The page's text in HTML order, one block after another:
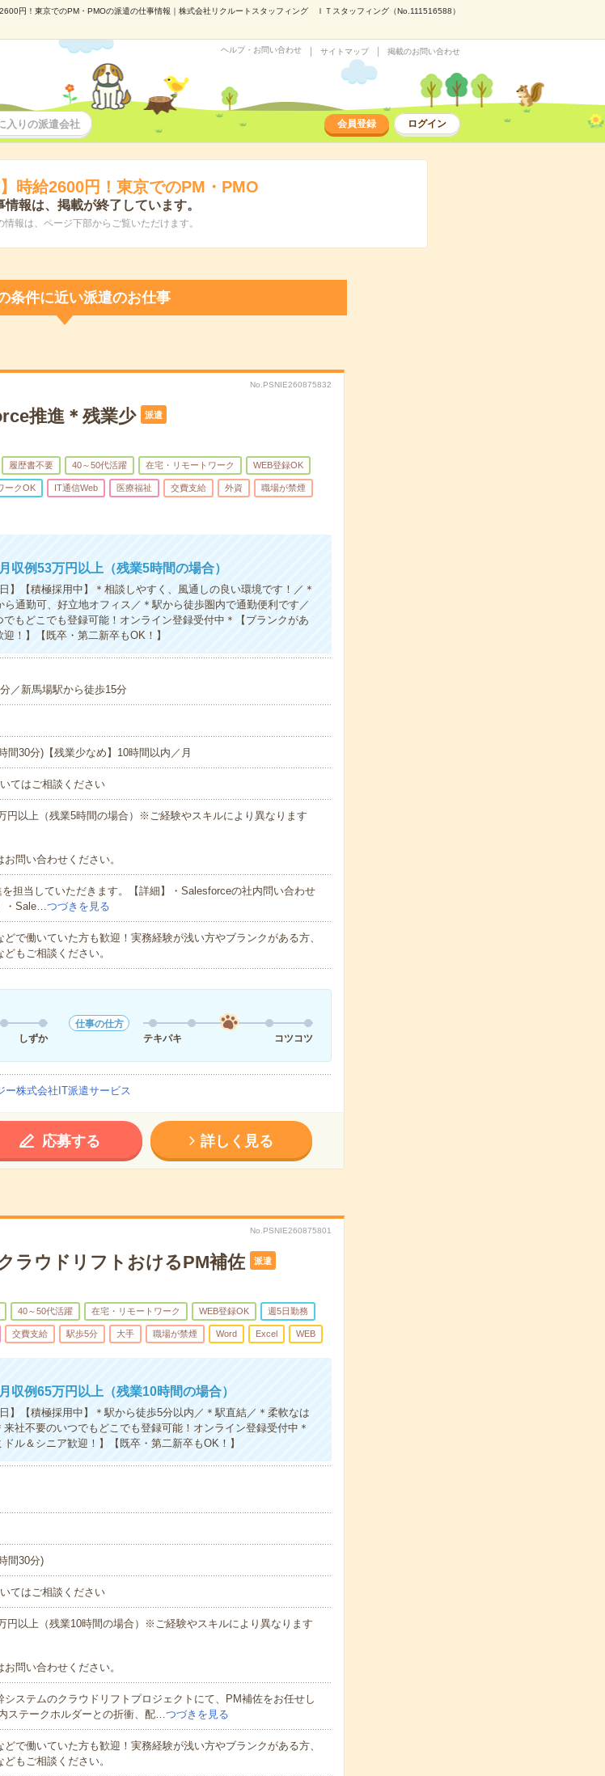
2600円！東京でのPM・PMOの派遣の仕事情報｜株式会社リクルートスタッフィング ＩＴスタッフィング（No.111516588）
ヘルプ・お問い合わせ サイトマップ 掲載のお問い合わせ
入りの派遣会社 会員登録 ログイン
時給2600円！東京でのPM・PMO
情報は、掲載が終了しています。
報は、ページ下部からご覧いただけます。
条件に近い派遣のお仕事
No.PSNIE260875832
推進＊残業少 派遣
履歴書不要 40～50代活躍 在宅・リモートワーク WEB登録OK
ークOK IT通信Web 医療福祉 交費支給 外資 職場が禁煙
例53万円以上（残業5時間の場合）
】【積極採用中】＊相談しやすく、風通しの良い環境です！／＊
通勤可、好立地オフィス／＊駅から徒歩圏内で通勤便利です／
もどこでも登録可能！オンライン登録受付中＊【ブランクがあ
！】【既卒・第二新卒もOK！】
／新馬場駅から徒歩15分
間30分)【残業少なめ】10時間以内／月
てはご相談ください
円以上（残業5時間の場合）※ご経験やスキルにより異なります
問い合わせください。
担当していただきます。【詳細】・Salesforceの社内問い合わせ
・Sale…つづきを見る
で働いていた方も歓迎！実務経験が浅い方やブランクがある方、
もご相談ください。
しずか
仕事の仕方
テキパキ
コツコツ
ー株式会社IT派遣サービス
応募する 詳しく見る
No.PSNIE260875801
ラウドリフトおけるPM補佐 派遣
40～50代活躍 在宅・リモートワーク WEB登録OK 週5日勤務
交費支給 駅歩5分 大手 職場が禁煙 Word Excel WEB
例65万円以上（残業10時間の場合）
】【積極採用中】＊駅から徒歩5分以内／＊駅直結／＊柔軟なは
社不要のいつでもどこでも登録可能！オンライン登録受付中＊
ル＆シニア歓迎！】【既卒・第二新卒もOK！】
間30分)
てはご相談ください
円以上（残業10時間の場合）※ご経験やスキルにより異なります
問い合わせください。
システムのクラウドリフトプロジェクトにて、PM補佐をお任せし
ステークホルダーとの折衝、配…つづきを見る
で働いていた方も歓迎！実務経験が浅い方やブランクがある方、
もご相談ください。